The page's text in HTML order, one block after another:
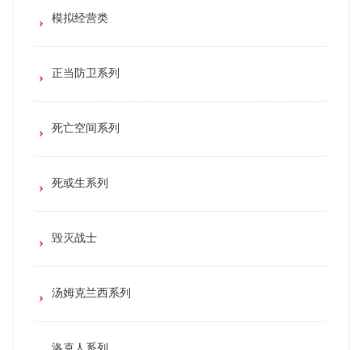
模拟经营类
正当防卫系列
死亡空间系列
死或生系列
毁灭战士
汤姆克兰西系列